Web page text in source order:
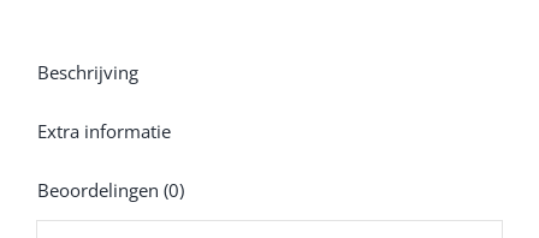
Beschrijving
Extra informatie
Beoordelingen (0)